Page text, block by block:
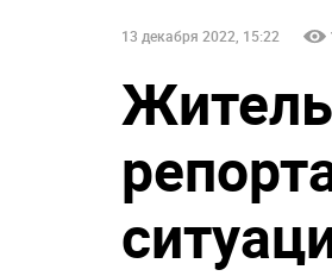
13 декабря 2022, 15:22